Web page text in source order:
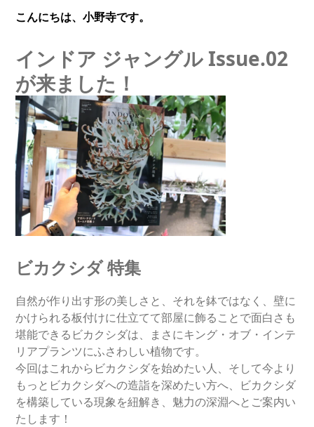
こんにちは、小野寺です。
インドア ジャングル Issue.02
が来ました！
ビカクシダ 特集
自然が作り出す形の美しさと、それを鉢ではなく、壁に
かけられる板付けに仕立てて部屋に飾ることで面白さも
堪能できるビカクシダは、まさにキング・オブ・インテ
リアプランツにふさわしい植物です。
今回はこれからビカクシダを始めたい人、そして今より
もっとビカクシダへの造詣を深めたい方へ、ビカクシダ
を構築している現象を紐解き、魅力の深淵へとご案内い
たします！